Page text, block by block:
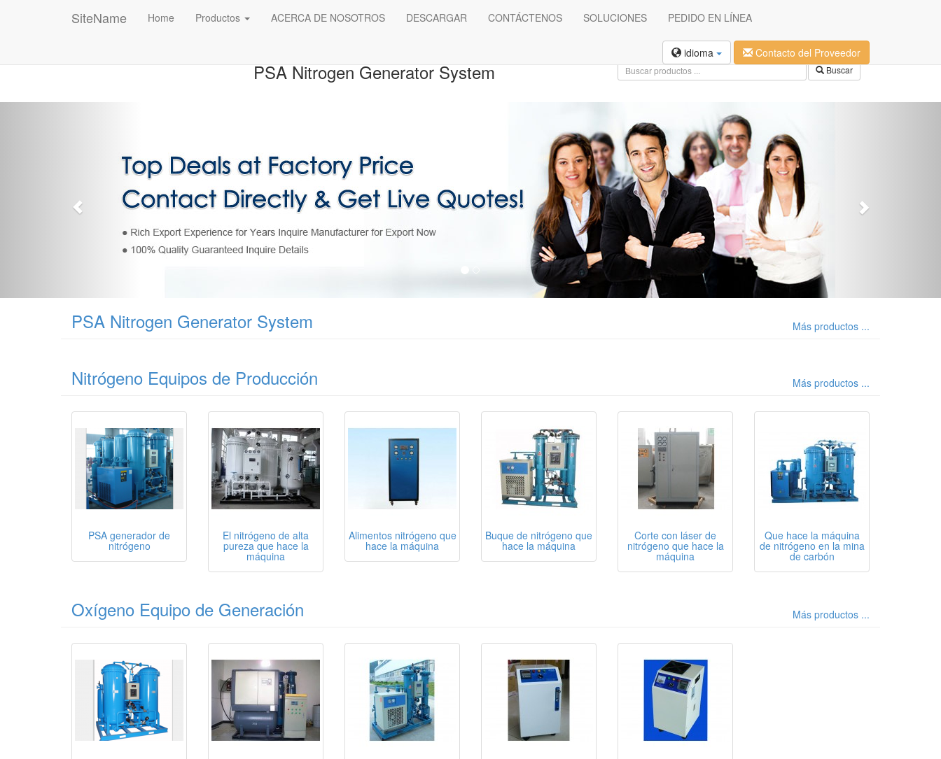
SiteName Home Productos ACERCA DE NOSOTROS DESCARGAR CONTÁCTENOS SOLUCIONES PEDIDO EN LÍNEA
idioma Contacto del Proveedor
PSA Nitrogen Generator System Buscar
PSA Nitrogen Generator System Más productos ...
Nitrógeno Equipos de Producción Más productos ...
PSA generador de
nitrógeno
El nitrógeno de alta
pureza que hace la
máquina
Alimentos nitrógeno que
hace la máquina
Buque de nitrógeno que
hace la máquina
Corte con láser de
nitrógeno que hace la
máquina
Que hace la máquina
de nitrógeno en la mina
de carbón
Oxígeno Equipo de Generación Más productos ...